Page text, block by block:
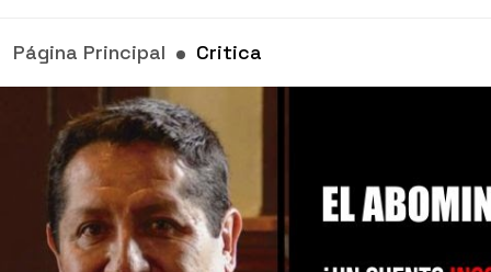
Página Principal Critica